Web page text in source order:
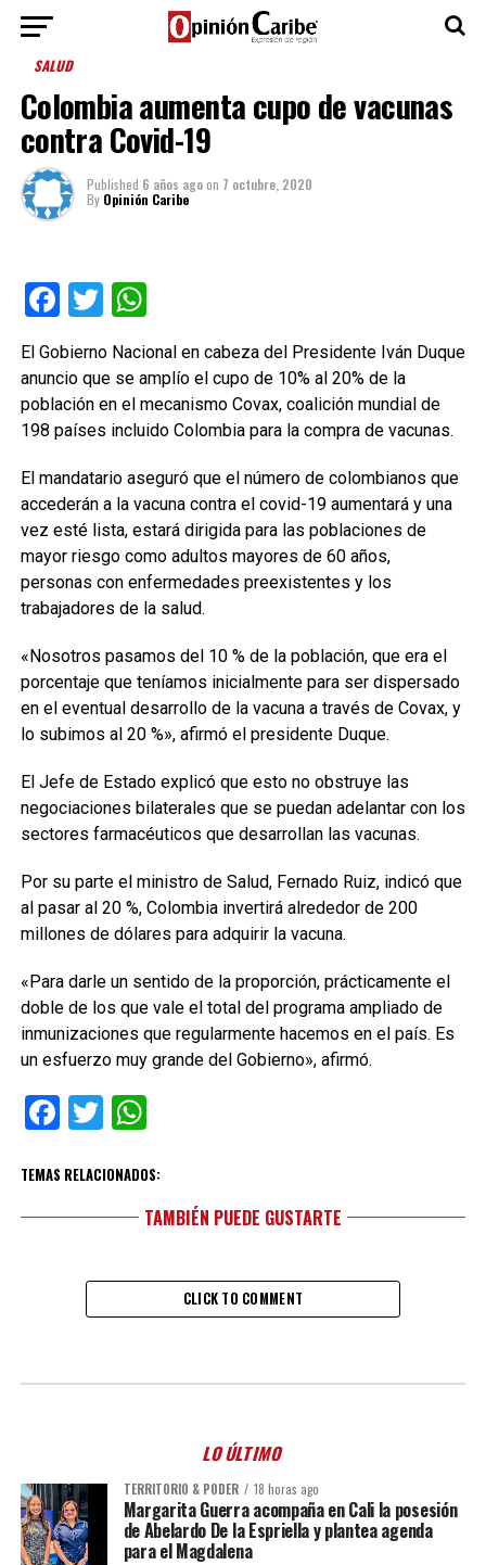
SALUD
Colombia aumenta cupo de vacunas
contra Covid-19
Published 6 años agoon 7 octubre, 2020
By Opinión Caribe
Facebook
TwitterWhatsApp
El Gobierno Nacional en cabeza del Presidente Iván Duque
anuncio que se amplío el cupo de 10% al 20% de la
población en el mecanismo Covax, coalición mundial de
198 países incluido Colombia para la compra de vacunas.
El mandatario aseguró que el número de colombianos que
accederán a la vacuna contra el covid-19 aumentará y una
vez esté lista, estará dirigida para las poblaciones de
mayor riesgo como adultos mayores de 60 años,
personas con enfermedades preexistentes y los
trabajadores de la salud.
«Nosotros pasamos del 10 % de la población, que era el
porcentaje que teníamos inicialmente para ser dispersado
en el eventual desarrollo de la vacuna a través de Covax, y
lo subimos al 20 %», afirmó el presidente Duque.
El Jefe de Estado explicó que esto no obstruye las
negociaciones bilaterales que se puedan adelantar con los
sectores farmacéuticos que desarrollan las vacunas.
Por su parte el ministro de Salud, Fernado Ruiz, indicó que
al pasar al 20 %, Colombia invertirá alrededor de 200
millones de dólares para adquirir la vacuna.
«Para darle un sentido de la proporción, prácticamente el
doble de los que vale el total del programa ampliado de
inmunizaciones que regularmente hacemos en el país. Es
un esfuerzo muy grande del Gobierno», afirmó.
Facebook
TwitterWhatsApp
TEMAS RELACIONADOS:
TAMBIÉN PUEDE GUSTARTE
CLICK TO COMMENT
LO ÚLTIMO
TERRITORIO & PODER 18 horas ago
Margarita Guerra acompaña en Cali la posesión
de Abelardo De la Espriella y plantea agenda
para el Magdalena